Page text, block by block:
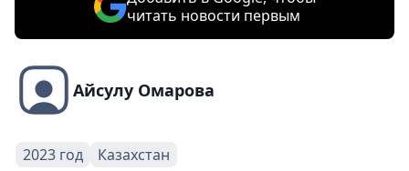
читать новости первым
Айсулу Омарова
2023 год Казахстан